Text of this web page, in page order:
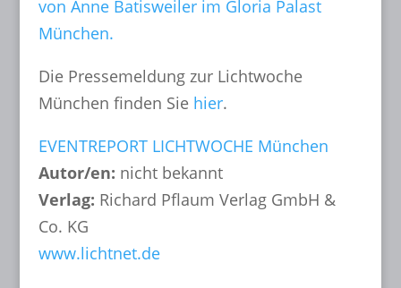
von Anne Batisweiler im Gloria Palast
München.
Die Pressemeldung zur Lichtwoche
München finden Sie hier.
EVENTREPORT LICHTWOCHE München
Autor/en: nicht bekannt
Verlag: Richard Pflaum Verlag GmbH &
Co. KG
www.lichtnet.de